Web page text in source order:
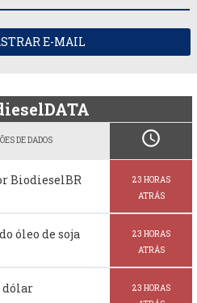
E-MAIL
DE DADOS schedule
BiodieselBR
23 HORAS
ATRÁS
óleo de soja
23 HORAS
ATRÁS
dólar
23 HORAS